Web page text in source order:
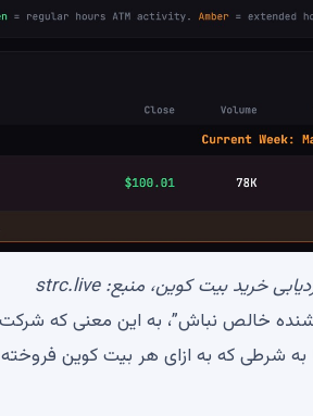
strc.live
خالص نباش”، به این معنی که